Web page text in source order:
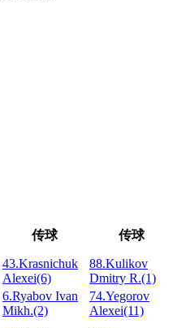
传球 传球
43.Krasnichuk
Alexei(6)
88.Kulikov
Dmitry R.(1)
6.Ryabov Ivan
Mikh.(2)
74.Yegorov
Alexei(11)